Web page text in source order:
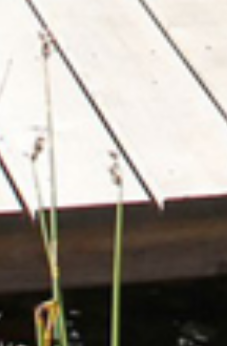
CONTACTEZ-NOUS